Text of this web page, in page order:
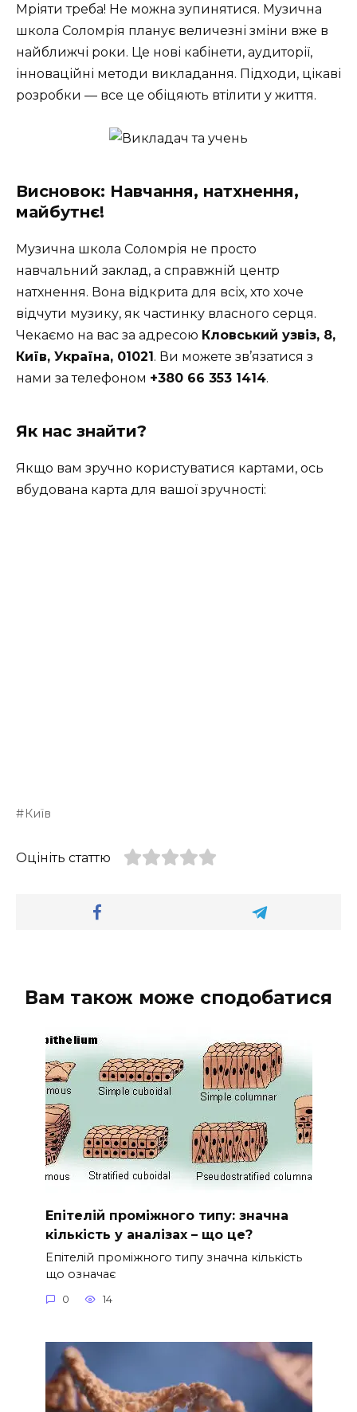
Мріяти треба! Не можна зупинятися. Музична
школа Соломрія планує величезні зміни вже в
найближчі роки. Це нові кабінети, аудиторії,
інноваційні методи викладання. Підходи, цікаві
розробки — все це обіцяють втілити у життя.
Висновок: Навчання, натхнення,
майбутнє!
Музична школа Соломрія не просто
навчальний заклад, а справжній центр
натхнення. Вона відкрита для всіх, хто хоче
відчути музику, як частинку власного серця.
Чекаємо на вас за адресою Кловський узвіз, 8,
Київ, Україна, 01021. Ви можете зв’язатися з
нами за телефоном +380 66 353 1414.
Як нас знайти?
Якщо вам зручно користуватися картами, ось
вбудована карта для вашої зручності:
Київ
Оцініть статтю
Вам також може сподобатися
Епітелій проміжного типу: значна
кількість у аналізах – що це?
Епітелій проміжного типу значна кількість
що означає
0 14